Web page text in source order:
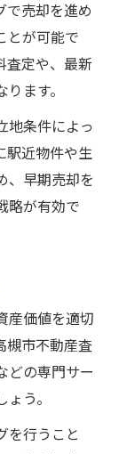
で売却を進め
とが可能で
査定や、最新
ます。
地条件によっ
駅近物件や生
、早期売却を
略が有効で
産価値を適切
槻市不動産査
どの専門サー
う。
を行うこと